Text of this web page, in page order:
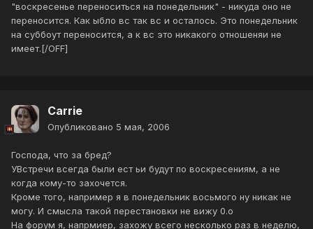
"воскресенье переноситься на понедельник" - никуда оно не
переносится. Как ыбло вс так вс и осталось. Это понедельник
на суббоут переносится, а к вс это никакого отношеняи не
имеет.[/OFF]
Carrie
Опубликовано 5 мая, 2006
Господа, что за бред?
УВстречи всегда были ест ьи будут по воскресениям, а не
когда кому-то захочется.
Кроме того, например я в понедельник восьмого ну никак не
могу. И смысла такой перестановки не вижу 0.о
На форум я, напрмиер, захожу всего несколько раз в неделю,